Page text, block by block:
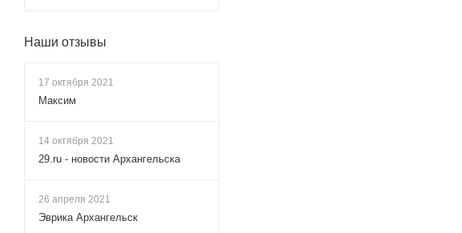
Наши отзывы
17 октября 2021
Максим
14 октября 2021
29.ru - новости Архангельска
26 апреля 2021
Эврика Архангельск